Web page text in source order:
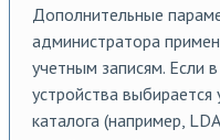
Дополнительные
администратора
учетным записям. Если
устройства выбирается
каталога (например,